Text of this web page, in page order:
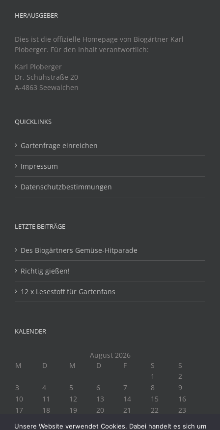
HERAUSGEBER
Dies ist die offizielle Homepage von Biogärtner Karl
Ploberger. Für den Inhalt verantwortlich:
Karl Ploberger
Dr. Schuhstraße 20
A-4863 Seewalchen
QUICKLINKS
Gartenfrage einreichen
Impressum
Datenschutzbestimmungen
LETZTE BEITRÄGE
Des Biogärtners Gemüse-Hitparade
Richtig gießen!
12 x Lesestoff für Gartenfans
KALENDER
August 2026
M
D M D F S
S
1
2
3
4 5 6 7 8
9
10
11 12 13 14 15
16
17
18 19 20 21 22
23
Unsere Website verwendet Cookies. Dabei handelt es sich um